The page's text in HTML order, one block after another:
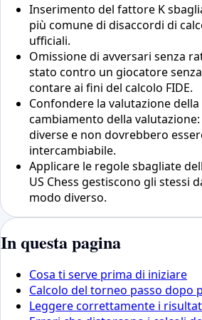
Inserimento del fattore K
più comune di disaccordi di
ufficiali.
Omissione di avversari senza
stato contro un giocatore
contare ai fini del calcolo FIDE.
Confondere la valutazione
cambiamento della
diverse e non dovrebbero
intercambiabile.
Applicare le regole sbagliate
US Chess gestiscono gli stessi
modo diverso.
In questa pagina
Cosa ti serve prima di iniziare
Calcolo del torneo passo dopo
Leggere correttamente i